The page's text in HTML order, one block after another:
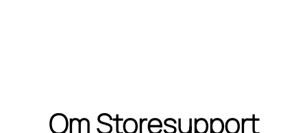
Om Storesupport